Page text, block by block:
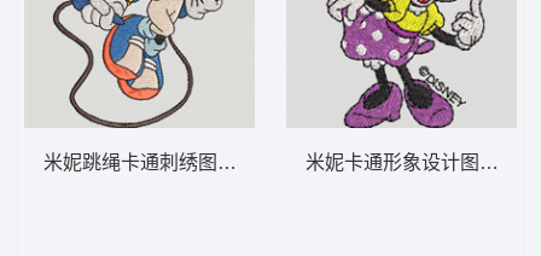
米妮跳绳卡通刺绣图案 米妮 46-DST格式米妮卡通形象设计图 米妮